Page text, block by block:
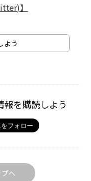
】
よう
報を購読しよう
へ